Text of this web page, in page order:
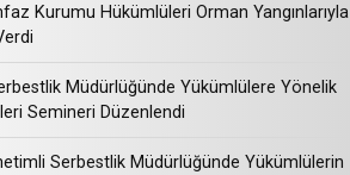
Kurumu Hükümlüleri Orman Yangınlarıyla
Müdürlüğünde Yükümlülere Yönelik
Semineri Düzenlendi
Serbestlik Müdürlüğünde Yükümlülerin